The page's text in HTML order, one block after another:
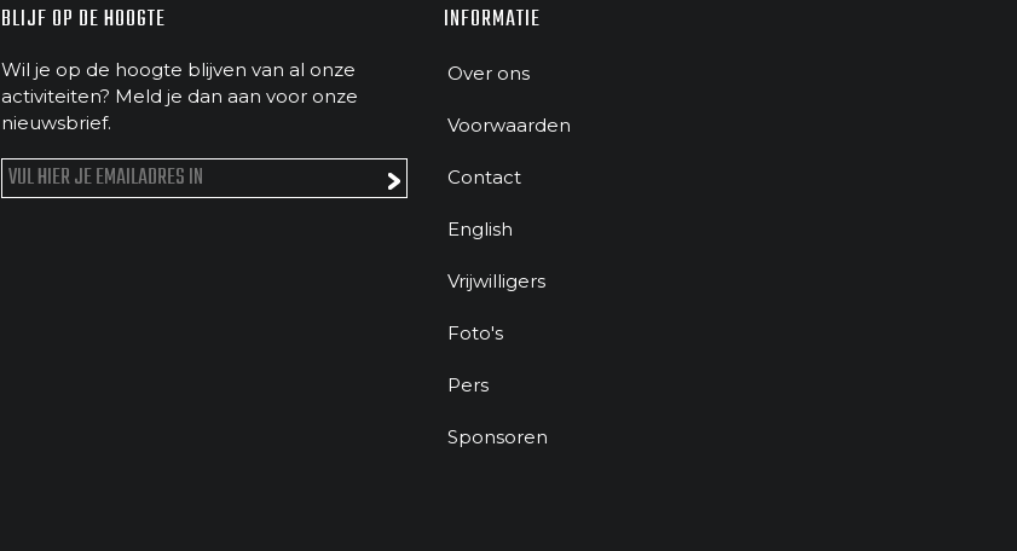
BLIJF OP DE HOOGTE
Wil je op de hoogte blijven van al onze
activiteiten? Meld je dan aan voor onze
nieuwsbrief.
INFORMATIE
Over ons
Voorwaarden
Contact
English
Vrijwilligers
Foto's
Pers
Sponsoren